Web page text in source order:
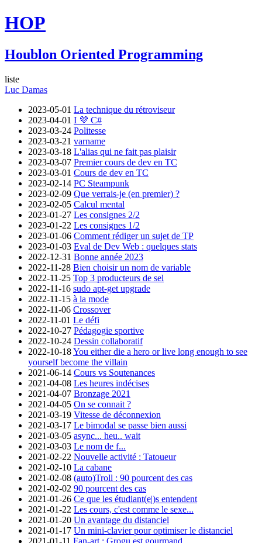
HOP
Houblon Oriented Programming
liste
Luc Damas
2023-05-01 La technique du rétroviseur
2023-04-01 I 💜 C#
2023-03-24 Politesse
2023-03-21 varname
2023-03-18 L'alias qui ne fait pas plaisir
2023-03-07 Premier cours de dev en TC
2023-03-01 Cours de dev en TC
2023-02-14 PC Steampunk
2023-02-09 Que verrais-je (en premier) ?
2023-02-05 Calcul mental
2023-01-27 Les consignes 2/2
2023-01-22 Les consignes 1/2
2023-01-06 Comment rédiger un sujet de TP
2023-01-03 Eval de Dev Web : quelques stats
2022-12-31 Bonne année 2023
2022-11-28 Bien choisir un nom de variable
2022-11-25 Top 3 producteurs de sel
2022-11-16 sudo apt-get upgrade
2022-11-15 à la mode
2022-11-06 Crossover
2022-11-01 Le défi
2022-10-27 Pédagogie sportive
2022-10-24 Dessin collaboratif
2022-10-18You either die a hero or live long enough to see
yourself become the villain
2021-06-14 Cours vs Soutenances
2021-04-08 Les heures indécises
2021-04-07 Bronzage 2021
2021-04-05 On se connait ?
2021-03-19 Vitesse de déconnexion
2021-03-17 Le bimodal se passe bien aussi
2021-03-05 async... heu.. wait
2021-03-03 Le nom de f...
2021-02-22 Nouvelle activité : Tatoueur
2021-02-10 La cabane
2021-02-08 (auto)Troll : 90 pourcent des cas
2021-02-02 90 pourcent des cas
2021-01-26 Ce que les étudiant(e|)s entendent
2021-01-22 Les cours, c'est comme le sexe...
2021-01-20 Un avantage du distanciel
2021-01-17 Un mini-clavier pour optimiser le distanciel
2021-01-11 Fan-art : Grogu est gourmand